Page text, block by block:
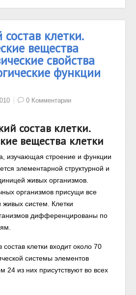
клетки.
вещества
свойства
функции
0 Комментарии
состав клетки.
вещества клетки
изучающая строение и функции
элементарной структурной и
живых организмов.
организмов присущи все
живых систем. Клетки
дифференцированы по
состав клетки входит около 70
системы элементов
24 из них присутствуют во всех